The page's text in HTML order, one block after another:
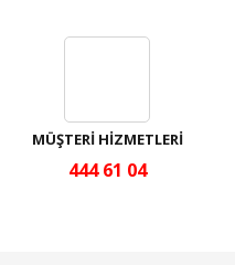
MÜŞTERİ HİZMETLERİ
444 61 04